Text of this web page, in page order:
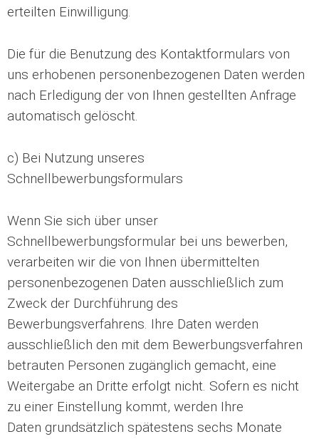
erteilten Einwilligung.
Die für die Benutzung des Kontaktformulars von
uns erhobenen personenbezogenen Daten werden
nach Erledigung der von Ihnen gestellten Anfrage
automatisch gelöscht.
c) Bei Nutzung unseres
Schnellbewerbungsformulars
Wenn Sie sich über unser
Schnellbewerbungsformular bei uns bewerben,
verarbeiten wir die von Ihnen übermittelten
personenbezogenen Daten ausschließlich zum
Zweck der Durchführung des
Bewerbungsverfahrens. Ihre Daten werden
ausschließlich den mit dem Bewerbungsverfahren
betrauten Personen zugänglich gemacht, eine
Weitergabe an Dritte erfolgt nicht. Sofern es nicht
zu einer Einstellung kommt, werden Ihre
Daten grundsätzlich spätestens sechs Monate